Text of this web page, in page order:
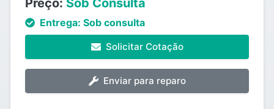
Preço: Sob Consulta
Entrega: Sob consulta
Solicitar Cotação
Enviar para reparo